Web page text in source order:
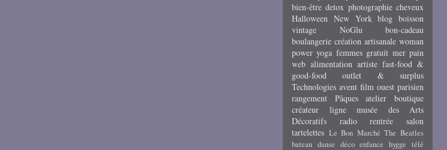
bien-être detox photographie cheveux
Halloween New York blog boisson
vintage
NoGlu
bon-cadeau
boulangerie création artisanale woman
power yoga femmes gratuit mer pain
web alimentation artiste fast-food &
good-food
outlet & surplus
Technologies avent film ouest parisien
rangement
Pâques atelier
boutique
créateur
ligne
musée des Arts
Décoratifs
radio rentrée
salon
tartelettes Le Bon Marché The Beatles
bateau danse déco enfance hygge télé